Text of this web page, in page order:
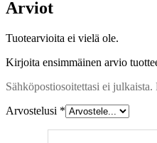
Arviot
Tuotearvioita ei vielä ole.
Kirjoita ensimmäinen arvio
Sähköpostiosoitettasi ei julkaista.
Arvostelusi *